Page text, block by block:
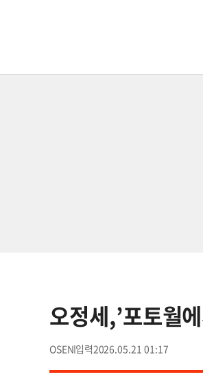
오정세,’포토월
OSEN 2026.05.21 01:17